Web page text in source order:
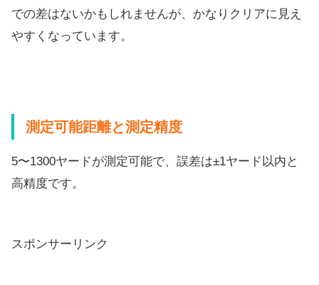
での差はないかもしれませんが、かなりクリアに見え
やすくなっています。
測定可能距離と測定精度
5〜1300ヤードが測定可能で、誤差は±1ヤード以内と
高精度です。
スポンサーリンク